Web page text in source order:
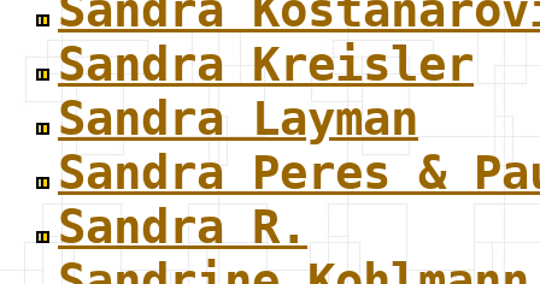
Sandra Kreisler
Sandra Layman
Sandra Peres &
Sandra R.